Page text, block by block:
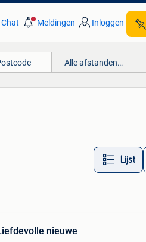
Chat Meldingen Inloggen
Alle afstanden…
Lijst
nieuwe